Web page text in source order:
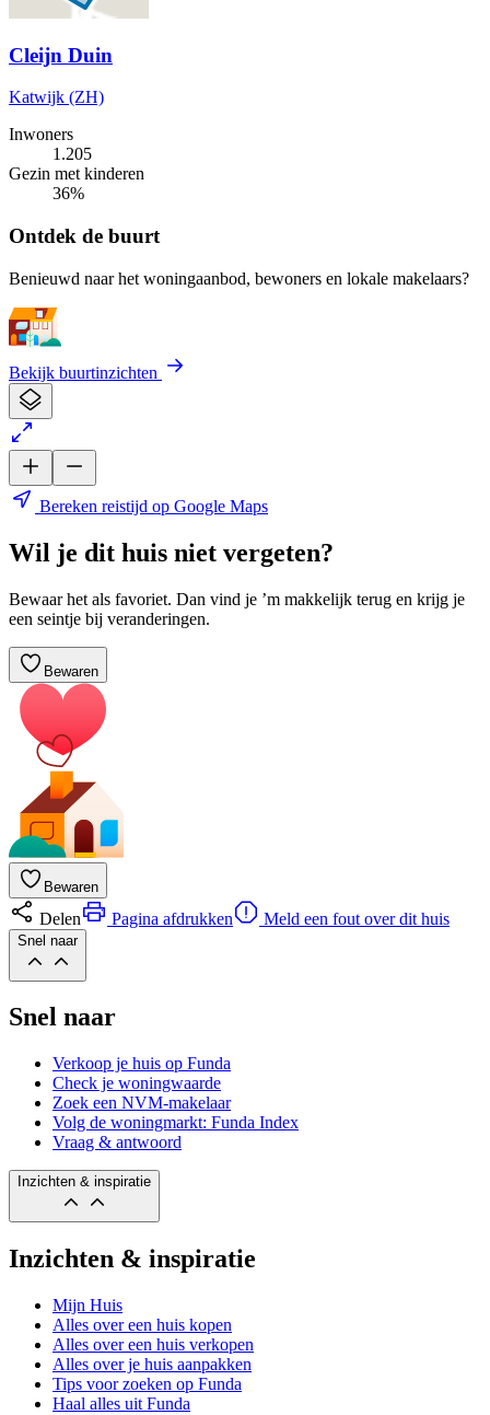
Cleijn Duin
Katwijk (ZH)
Inwoners
1.205
Gezin met kinderen
36%
Ontdek de buurt
Benieuwd naar het woningaanbod, bewoners en lokale makelaars?
Bekijk buurtinzichten
Bereken reistijd op Google Maps
Wil je dit huis niet vergeten?
Bewaar het als favoriet. Dan vind je ’m makkelijk terug en krijg je
een seintje bij veranderingen.
Bewaren
Bewaren
Delen Pagina afdrukken Meld een fout over dit huis
Snel naar
Snel naar
Verkoop je huis op Funda
Check je woningwaarde
Zoek een NVM-makelaar
Volg de woningmarkt: Funda Index
Vraag & antwoord
Inzichten & inspiratie
Inzichten & inspiratie
Mijn Huis
Alles over een huis kopen
Alles over een huis verkopen
Alles over je huis aanpakken
Tips voor zoeken op Funda
Haal alles uit Funda